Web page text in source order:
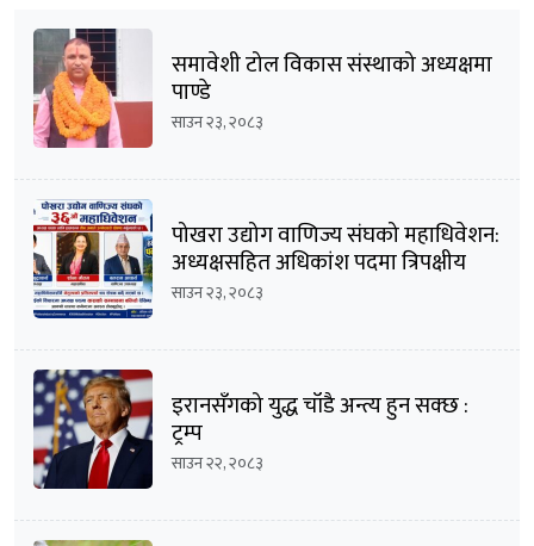
समावेशी टोल विकास संस्थाको अध्यक्षमा
पाण्डे
साउन २३, २०८३
पोखरा उद्योग वाणिज्य संघको महाधिवेशन:
अध्यक्षसहित अधिकांश पदमा त्रिपक्षीय
भिडन्तको सम्भावना
साउन २३, २०८३
इरानसँगको युद्ध चाँडै अन्त्य हुन सक्छ :
ट्रम्प
साउन २२, २०८३